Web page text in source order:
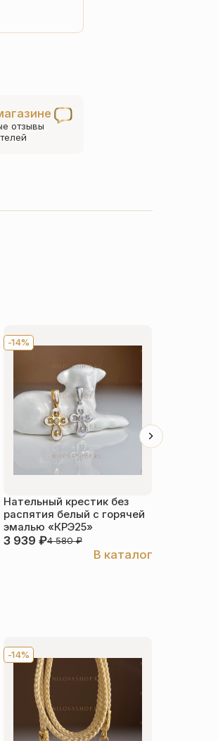
отзывы
-14%
Нательный крестик без
распятия белый с горячей
эмалью «КРЭ25»
3 939 ₽4 580₽
В каталог
-14%